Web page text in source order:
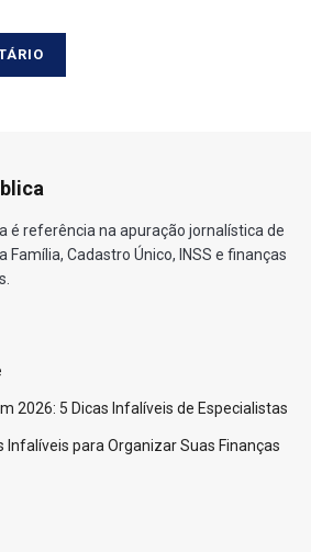
é referência na apuração jornalística de
Família, Cadastro Único, INSS e finanças
2026: 5 Dicas Infalíveis de Especialistas
Infalíveis para Organizar Suas Finanças